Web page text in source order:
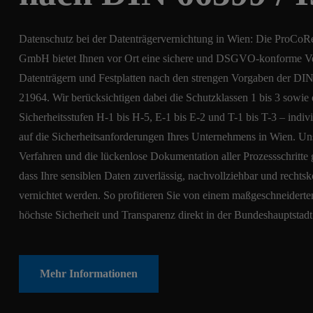
Datenschutz bei der Datenträgervernichtung in Wien: Die
GmbH bietet Ihnen vor Ort eine sichere und DSGVO-konforme
Datenträgern und Festplatten nach den strengen Vorgaben der
21964. Wir berücksichtigen dabei die Schutzklassen 1 bis 3 sowie
Sicherheitsstufen H-1 bis H-5, E-1 bis E-2 und T-1 bis T-3 –
auf die Sicherheitsanforderungen Ihres Unternehmens in Wien.
Verfahren und die lückenlose Dokumentation aller Prozessschritte
dass Ihre sensiblen Daten zuverlässig, nachvollziehbar und
vernichtet werden. So profitieren Sie von einem
höchste Sicherheit und Transparenz direkt in der
Mehr Informationen